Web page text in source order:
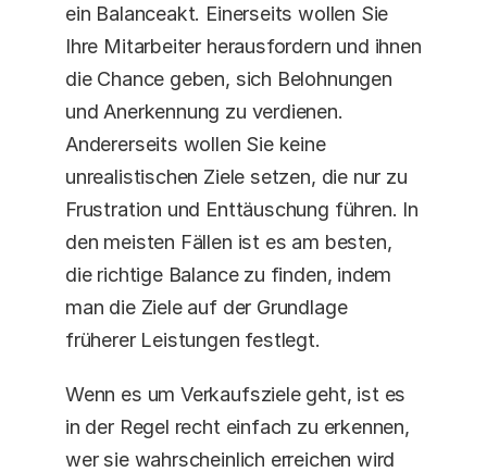
ein Balanceakt. Einerseits wollen Sie
Ihre Mitarbeiter herausfordern und ihnen
die Chance geben, sich Belohnungen
und Anerkennung zu verdienen.
Andererseits wollen Sie keine
unrealistischen Ziele setzen, die nur zu
Frustration und Enttäuschung führen. In
den meisten Fällen ist es am besten,
die richtige Balance zu finden, indem
man die Ziele auf der Grundlage
früherer Leistungen festlegt.
Wenn es um Verkaufsziele geht, ist es
in der Regel recht einfach zu erkennen,
wer sie wahrscheinlich erreichen wird